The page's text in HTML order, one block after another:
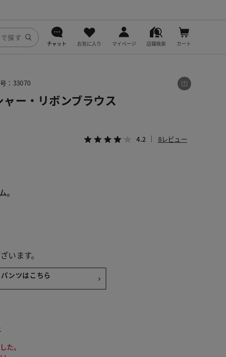
チャット お気に入り マイページ 店舗検索 カート
：33070
ー・リボンブラウス
4.2 8レビュー
。
います。
パンツはこちら
た。